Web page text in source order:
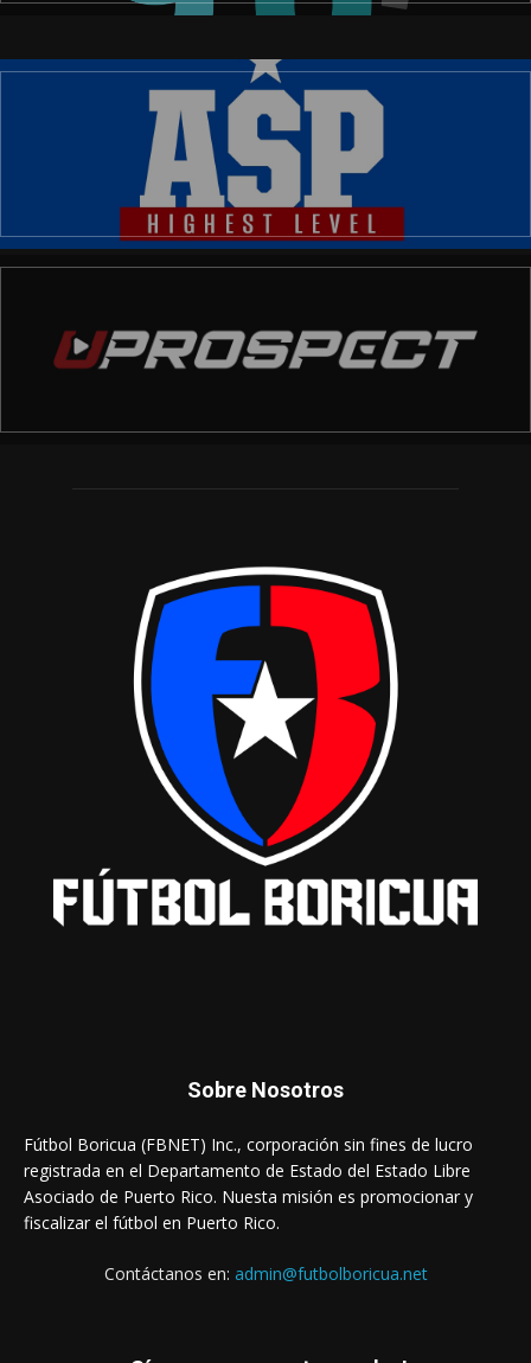
Sobre Nosotros
Fútbol Boricua (FBNET) Inc., corporación sin fines de lucro
registrada en el Departamento de Estado del Estado Libre
Asociado de Puerto Rico. Nuesta misión es promocionar y
fiscalizar el fútbol en Puerto Rico.
Contáctanos en: admin@futbolboricua.net